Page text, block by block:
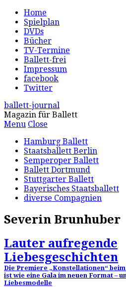
Home
Spielplan
DVDs
Bücher
TV-Termine
Ballett-frei
Impressum
facebook
Twitter
ballett-journal
Magazin für Ballett
Menu Close
Hamburg Ballett
Staatsballett Berlin
Semperoper Ballett
Ballett Dortmund
Stuttgarter Ballett
Bayerisches Staatsballett
diverse Compagnien
Severin Brunhuber
Lauter aufregende
Liebesgeschichten
Die Premiere „Konstellationen“
ist wie eine Gala im neuen Format –
Liebesmodelle